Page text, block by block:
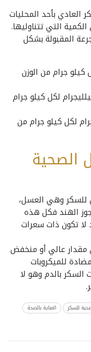
العادي بأحد المحليات
التي تتناوليها.
المقبولة بشكل
لكل كيلو جرام من الوزن
البوتاسيوم 15 ميلليجرام لكل كيلو جرام
حوالي 5 ميلليجرام لكل كيلو جرام من
الصحية
وهي العسل،
الهند فكل هذه
لا تكون ذات سعرات
عالي أو منخفض
للميكروبات
بالدم وهو لا
للسكر
العناية بالصحة